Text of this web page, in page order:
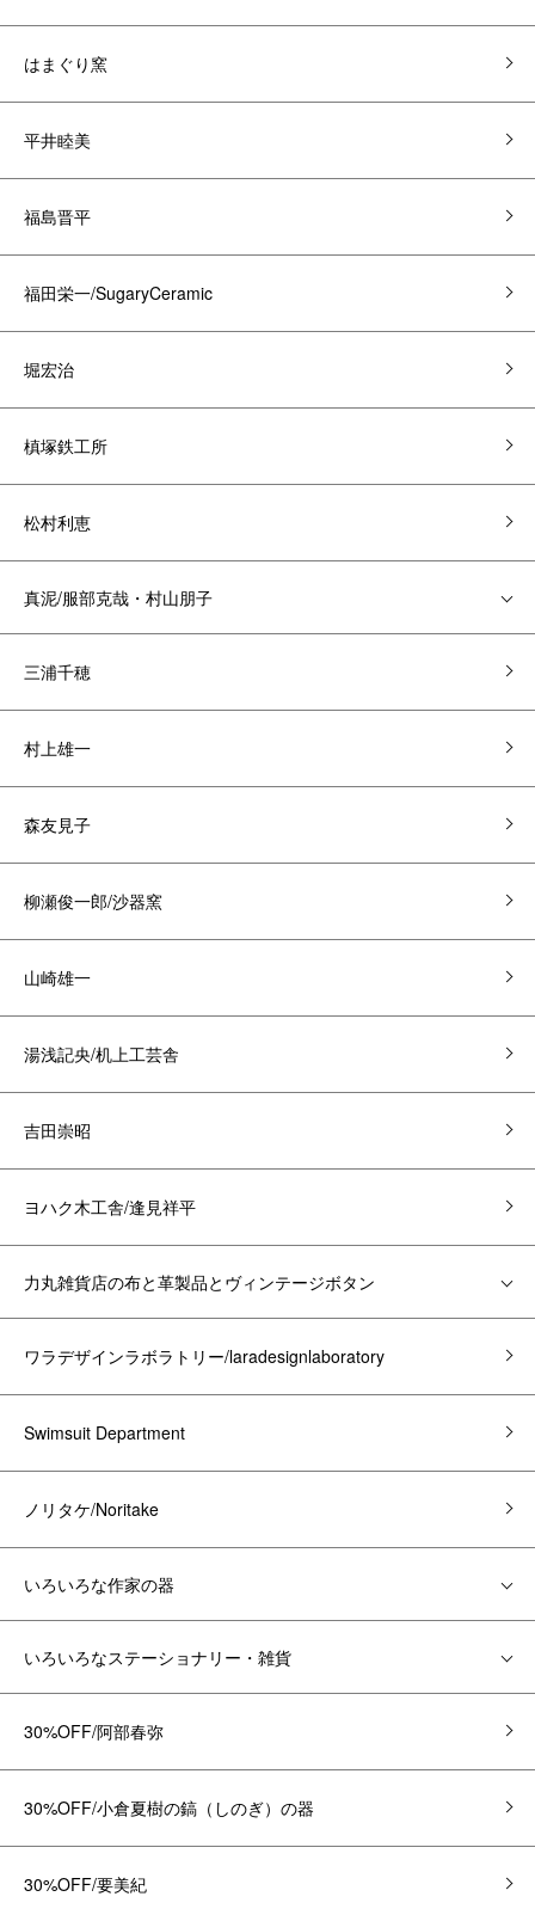
はまぐり窯
平井睦美
福島晋平
福田栄一/SugaryCeramic
堀宏治
槙塚鉄工所
松村利恵
真泥/服部克哉・村山朋子
三浦千穂
村上雄一
森友見子
柳瀬俊一郎/沙器窯
山崎雄一
湯浅記央/机上工芸舎
吉田崇昭
ヨハク木工舎/逢見祥平
力丸雑貨店の布と革製品とヴィンテージボタン
ワラデザインラボラトリー/laradesignlaboratory
Swimsuit Department
ノリタケ/Noritake
いろいろな作家の器
いろいろなステーショナリー・雑貨
30%OFF/阿部春弥
30%OFF/小倉夏樹の鎬（しのぎ）の器
30%OFF/要美紀